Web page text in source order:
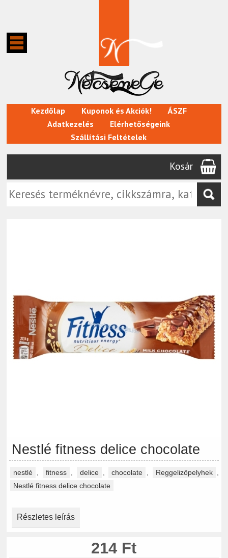
Kezdőlap Kuponok és Akciók!
ÁSZF
Adatkezelés
Elérhetőségeink
Szállítási Feltételek
Kosár
Nestlé fitness delice chocolate
nestlé fitness delice chocolate Reggelizőpelyhek
Nestlé fitness delice chocolate
Részletes leírás
214 Ft